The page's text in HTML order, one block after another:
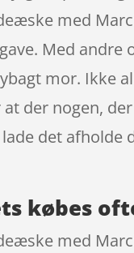
med
Med andre
mor. Ikke
der nogen,
det afholde
købes
med